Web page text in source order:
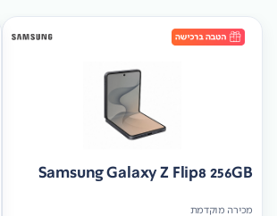
Samsung Galaxy Z Flip8 256GB
מכירה מוקדמת